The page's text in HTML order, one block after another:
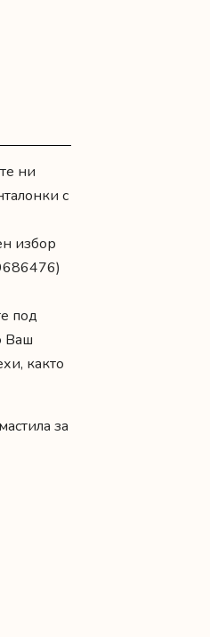
ни
с
избор
под
Ваш
както
за